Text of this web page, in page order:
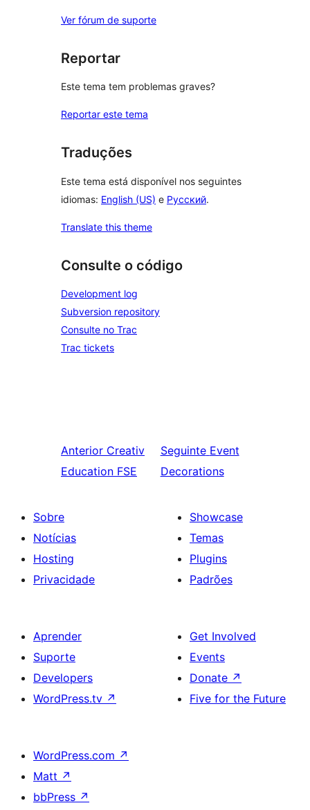
Ver fórum de suporte
Reportar
Este tema tem problemas graves?
Reportar este tema
Traduções
Este tema está disponível nos seguintes
idiomas: English (US) e Русский.
Translate this theme
Consulte o código
Development log
Subversion repository
Consulte no Trac
Trac tickets
Anterior Creativ
Education FSE
Seguinte Event
Decorations
Sobre
Notícias
Hosting
Privacidade
Showcase
Temas
Plugins
Padrões
Aprender
Suporte
Developers
WordPress.tv ↗
Get Involved
Events
Donate ↗
Five for the Future
WordPress.com ↗
Matt ↗
bbPress ↗